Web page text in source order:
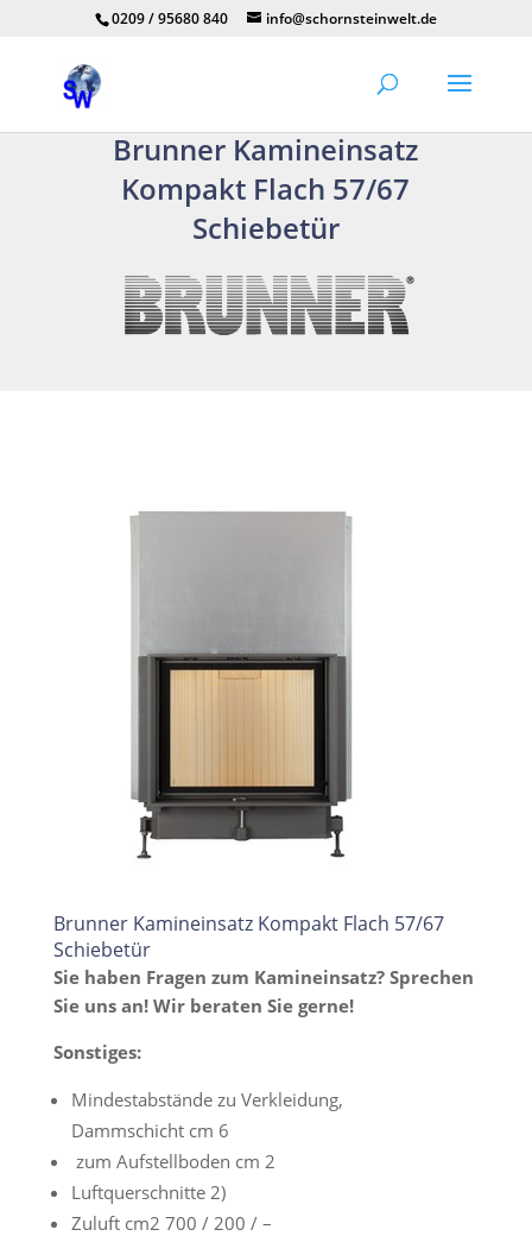
0209 / 95680 840 info@schornsteinwelt.de
Brunner Kamineinsatz
Kompakt Flach 57/67
Schiebetür
Brunner Kamineinsatz Kompakt Flach 57/67
Schiebetür
Sie haben Fragen zum Kamineinsatz? Sprechen
Sie uns an! Wir beraten Sie gerne!
Sonstiges:
Mindestabstände zu Verkleidung,
Dammschicht cm 6
zum Aufstellboden cm 2
Luftquerschnitte 2)
Zuluft cm2 700 / 200 / –